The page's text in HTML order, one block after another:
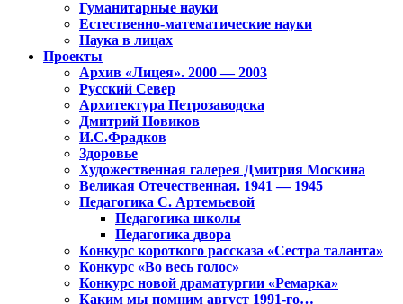
Гуманитарные науки
Естественно-математические науки
Наука в лицах
Проекты
Архив «Лицея». 2000 — 2003
Русский Север
Архитектура Петрозаводска
Дмитрий Новиков
И.С.Фрадков
Здоровье
Художественная галерея Дмитрия Москина
Великая Отечественная. 1941 — 1945
Педагогика С. Артемьевой
Педагогика школы
Педагогика двора
Конкурс короткого рассказа «Сестра таланта»
Конкурс «Во весь голос»
Конкурс новой драматургии «Ремарка»
Каким мы помним август 1991-го…